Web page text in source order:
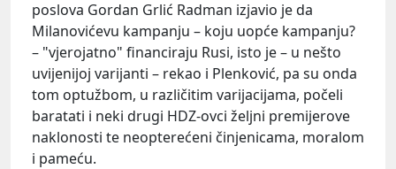
poslova Gordan Grlić Radman izjavio je da
Milanovićevu kampanju – koju uopće kampanju?
– "vjerojatno" financiraju Rusi, isto je – u nešto
uvijenijoj varijanti – rekao i Plenković, pa su onda
tom optužbom, u različitim varijacijama, počeli
baratati i neki drugi HDZ-ovci željni premijerove
naklonosti te neopterećeni činjenicama, moralom
i pameću.